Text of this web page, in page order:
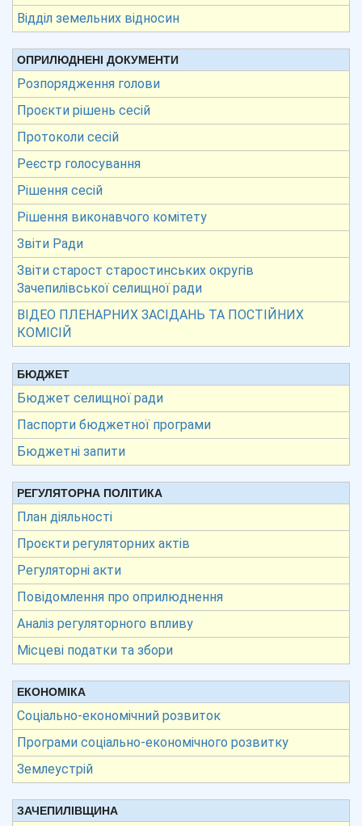
Відділ земельних відносин
ОПРИЛЮДНЕНІ ДОКУМЕНТИ
Розпорядження голови
Проєкти рішень сесій
Протоколи сесій
Реєстр голосування
Рішення сесій
Рішення виконавчого комітету
Звіти Ради
Звіти старост старостинських округів
Зачепилівської селищної ради
ВІДЕО ПЛЕНАРНИХ ЗАСІДАНЬ ТА ПОСТІЙНИХ
КОМІСІЙ
БЮДЖЕТ
Бюджет селищної ради
Паспорти бюджетної програми
Бюджетні запити
РЕГУЛЯТОРНА ПОЛІТИКА
План діяльності
Проєкти регуляторних актів
Регуляторні акти
Повідомлення про оприлюднення
Аналіз регуляторного впливу
Місцеві податки та збори
ЕКОНОМІКА
Соціально-економічний розвиток
Програми соціально-економічного розвитку
Землеустрій
ЗАЧЕПИЛІВЩИНА